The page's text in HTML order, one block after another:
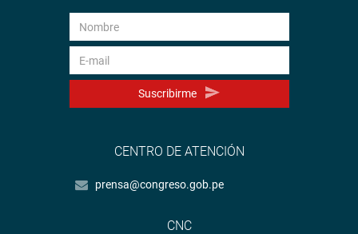
Suscribirme
CENTRO DE ATENCIÓN
prensa@congreso.gob.pe
CNC